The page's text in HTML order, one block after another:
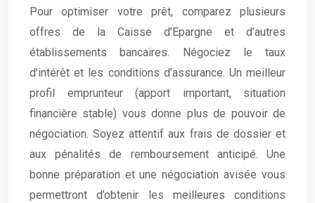
Pour optimiser votre prêt, comparez plusieurs
offres de la Caisse d’Epargne et d’autres
établissements bancaires. Négociez le taux
d’intérêt et les conditions d’assurance. Un meilleur
profil emprunteur (apport important, situation
financière stable) vous donne plus de pouvoir de
négociation. Soyez attentif aux frais de dossier et
aux pénalités de remboursement anticipé. Une
bonne préparation et une négociation avisée vous
permettront d’obtenir les meilleures conditions